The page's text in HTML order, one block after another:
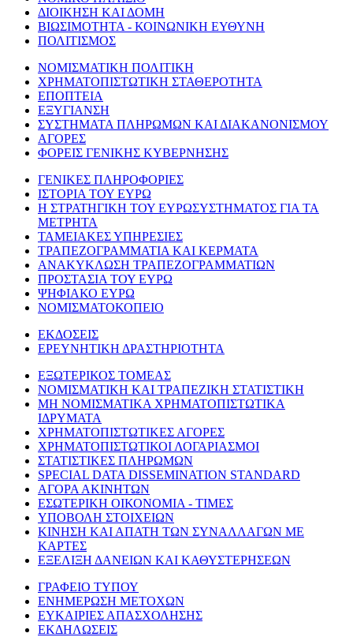
ΔΙΟΙΚΗΣΗ ΚΑΙ ΔΟΜΗ
ΒΙΩΣΙΜΟΤΗΤΑ - ΚΟΙΝΩΝΙΚΗ ΕΥΘΥΝΗ
ΠΟΛΙΤΙΣΜΟΣ
ΝΟΜΙΣΜΑΤΙΚΗ ΠΟΛΙΤΙΚΗ
ΧΡΗΜΑΤΟΠΙΣΤΩΤΙΚΗ ΣΤΑΘΕΡΟΤΗΤΑ
ΕΠΟΠΤΕΙΑ
ΕΞΥΓΙΑΝΣΗ
ΣΥΣΤΗΜΑΤΑ ΠΛΗΡΩΜΩΝ ΚΑΙ ΔΙΑΚΑΝΟΝΙΣΜΟΥ
ΑΓΟΡΕΣ
ΦΟΡΕΙΣ ΓΕΝΙΚΗΣ ΚΥΒΕΡΝΗΣΗΣ
ΓΕΝΙΚΕΣ ΠΛΗΡΟΦΟΡΙΕΣ
ΙΣΤΟΡΙΑ ΤΟΥ ΕΥΡΩ
Η ΣΤΡΑΤΗΓΙΚΗ ΤΟΥ ΕΥΡΩΣΥΣΤΗΜΑΤΟΣ ΓΙΑ ΤΑ
ΜΕΤΡΗΤΑ
ΤΑΜΕΙΑΚΕΣ ΥΠΗΡΕΣΙΕΣ
ΤΡΑΠΕΖΟΓΡΑΜΜΑΤΙΑ ΚΑΙ ΚΕΡΜΑΤΑ
ΑΝΑΚΥΚΛΩΣΗ ΤΡΑΠΕΖΟΓΡΑΜΜΑΤΙΩΝ
ΠΡΟΣΤΑΣΙΑ ΤΟΥ ΕΥΡΩ
ΨΗΦΙΑΚΟ ΕΥΡΩ
ΝΟΜΙΣΜΑΤΟΚΟΠΕΙΟ
ΕΚΔΟΣΕΙΣ
ΕΡΕΥΝΗΤΙΚΗ ΔΡΑΣΤΗΡΙΟΤΗΤΑ
ΕΞΩΤΕΡΙΚΟΣ ΤΟΜΕΑΣ
ΝΟΜΙΣΜΑΤΙΚΗ ΚΑΙ ΤΡΑΠΕΖΙΚΗ ΣΤΑΤΙΣΤΙΚΗ
ΜΗ ΝΟΜΙΣΜΑΤΙΚΑ ΧΡΗΜΑΤΟΠΙΣΤΩΤΙΚΑ
ΙΔΡΥΜΑΤΑ
ΧΡΗΜΑΤΟΠΙΣΤΩΤΙΚΕΣ ΑΓΟΡΕΣ
ΧΡΗΜΑΤΟΠΙΣΤΩΤΙΚΟΙ ΛΟΓΑΡΙΑΣΜΟΙ
ΣΤΑΤΙΣΤΙΚΕΣ ΠΛΗΡΩΜΩΝ
SPECIAL DATA DISSEMINATION STANDARD
ΑΓΟΡΑ ΑΚΙΝΗΤΩΝ
ΕΣΩΤΕΡΙΚΗ ΟΙΚΟΝΟΜΙΑ - ΤΙΜΕΣ
ΥΠΟΒΟΛΗ ΣΤΟΙΧΕΙΩΝ
ΚΙΝΗΣΗ ΚΑΙ ΑΠΑΤΗ ΤΩΝ ΣΥΝΑΛΛΑΓΩΝ ΜΕ
ΚΑΡΤΕΣ
ΕΞΕΛΙΞΗ ΔΑΝΕΙΩΝ ΚΑΙ ΚΑΘΥΣΤΕΡΗΣΕΩΝ
ΓΡΑΦΕΙΟ ΤΥΠΟΥ
ΕΝΗΜΕΡΩΣΗ ΜΕΤΟΧΩΝ
ΕΥΚΑΙΡΙΕΣ ΑΠΑΣΧΟΛΗΣΗΣ
ΕΚΔΗΛΩΣΕΙΣ